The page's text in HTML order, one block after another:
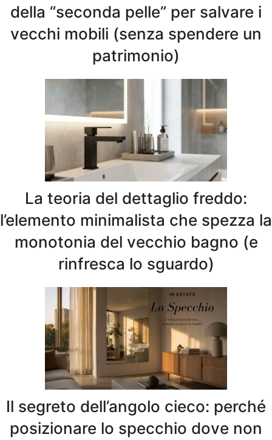
della “seconda pelle” per salvare i
vecchi mobili (senza spendere un
patrimonio)
La teoria del dettaglio freddo:
l’elemento minimalista che spezza la
monotonia del vecchio bagno (e
rinfresca lo sguardo)
Il segreto dell’angolo cieco: perché
posizionare lo specchio dove non